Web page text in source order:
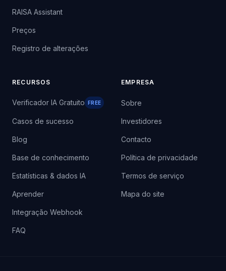
RAISA Assistant
Preços
Registro de alterações
RECURSOS
Verificador IA Gratuito FREE
Casos de sucesso
Blog
Base de conhecimento
Estatísticas & dados IA
Aprender
Integração Webhook
FAQ
EMPRESA
Sobre
Investidores
Contacto
Política de privacidade
Termos de serviço
Mapa do site